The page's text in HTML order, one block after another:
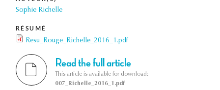
Sophie Richelle
RÉSUMÉ
Resu_Rouge_Richelle_2016_1.pdf
Read the full article
This article is available for download:
007_Richelle_2016_1.pdf